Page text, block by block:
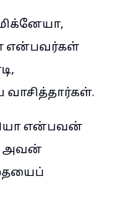
என்பவர்கள்
என்பவன்
அவன்